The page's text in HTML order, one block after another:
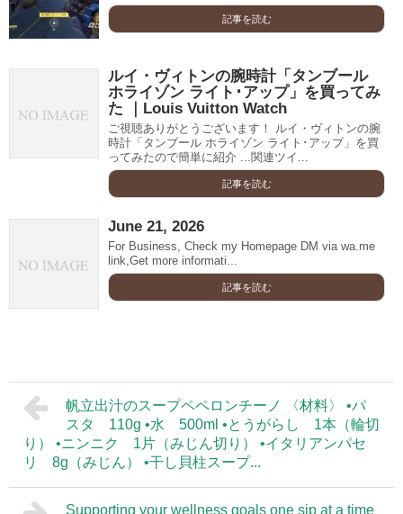
記事を読む
ルイ・ヴィトンの腕時計「タンブール
ホライゾン ライト･アップ」を買ってみ
た ｜Louis Vuitton Watch
ご視聴ありがとうございます！ ルイ・ヴィトンの腕
時計「タンブール ホライゾン ライト･アップ」を買
ってみたので簡単に紹介 ...関連ツイ...
記事を読む
June 21, 2026
For Business, Check my Homepage DM via wa.me
link,Get more informati...
記事を読む
帆立出汁のスープペペロンチーノ 〈材料〉 •パ
スタ 110g •水 500ml •とうがらし 1本（輪切
り） •ニンニク 1片（みじん切り） •イタリアンパセ
リ 8g（みじん） •干し貝柱スープ...
Supporting your wellness goals one sip at a time